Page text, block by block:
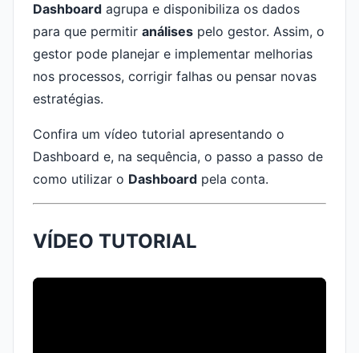
Dashboard agrupa e disponibiliza os dados
para que permitir análises pelo gestor. Assim, o
gestor pode planejar e implementar melhorias
nos processos, corrigir falhas ou pensar novas
estratégias.
Confira um vídeo tutorial apresentando o
Dashboard e, na sequência, o passo a passo de
como utilizar o Dashboard pela conta.
VÍDEO TUTORIAL